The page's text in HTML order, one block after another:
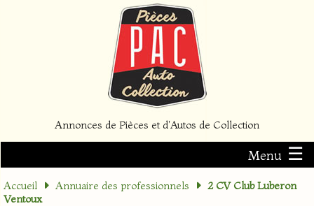
Annonces de Pièces et d'Autos de Collection
Menu ☰
Accueil Annuaire des professionnels
2 CV Club Luberon
Ventoux